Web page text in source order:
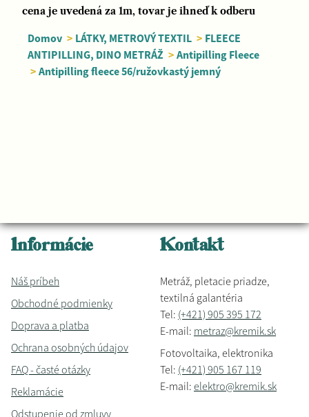
cena je uvedená za 1m, tovar je ihneď k odberu
Domov > LÁTKY, METROVÝ TEXTIL > FLEECE
ANTIPILLING, DINO METRÁŽ > Antipilling Fleece
> Antipilling fleece 56/ružovkastý jemný
Informácie
Náš príbeh
Obchodné podmienky
Doprava a platba
Ochrana osobných údajov
FAQ - časté otázky
Reklamácie
Odstupenie od zmluvy
Kontakt
Metráž, pletacie priadze,
textilná galantéria
Tel: (+421) 905 395 172
E-mail: metraz@kremik.sk
Fotovoltaika, elektronika
Tel: (+421) 905 167 119
E-mail: elektro@kremik.sk